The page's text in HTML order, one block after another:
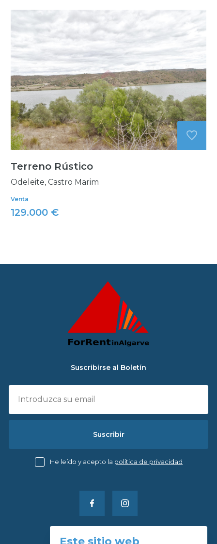
Terreno Rústico
Odeleite, Castro Marim
Venta
129.000 €
Suscribirse al Boletín
Suscribir
He leído y acepto la política de privacidad
Este sitio web